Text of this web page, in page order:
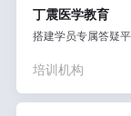
丁震医学教育
搭建学员专属答疑
培训机构